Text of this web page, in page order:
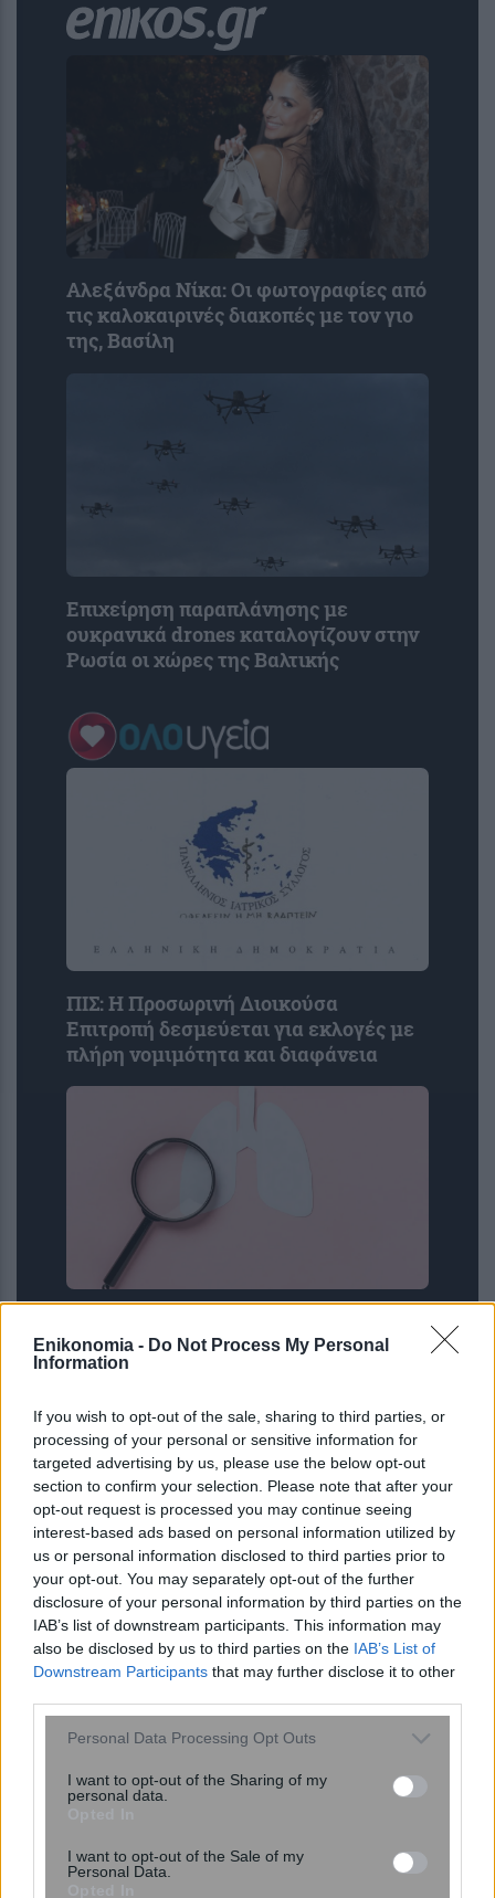
Enikonomia - Do Not Process My Personal
Information
If you wish to opt-out of the sale, sharing to third parties, or
processing of your personal or sensitive information for
targeted advertising by us, please use the below opt-out
section to confirm your selection. Please note that after your
opt-out request is processed you may continue seeing
interest-based ads based on personal information utilized by
us or personal information disclosed to third parties prior to
your opt-out. You may separately opt-out of the further
disclosure of your personal information by third parties on the
IAB’s list of downstream participants. This information may
also be disclosed by us to third parties on the IAB’s List of
Downstream Participants that may further disclose it to other
Please note that this website/app uses one or more Google
not limited to your visit or usage behaviour. You may click to
grant or deny consent to Google and its third-party tags to
consent section.
Personal Data Processing Opt Outs
I want to opt-out of the Sharing of my
personal data.
I want to opt-out of the Sale of my
Personal Data.
Αλεξάνδρα Νίκα: Οι φωτογραφίες από
τις καλοκαιρινές διακοπές με τον γιο
της, Βασίλη
Επιχείρηση παραπλάνησης με
ουκρανικά drones καταλογίζουν στην
Ρωσία οι χώρες της Βαλτικής
ΠΙΣ: Η Προσωρινή Διοικούσα
Επιτροπή δεσμεύεται για εκλογές με
πλήρη νομιμότητα και διαφάνεια
ιστορία της γυναίκας που νίκησε τα
προγνωστικά και έδωσε φωνή στους
Ψεύτικες ενημερώσεις Adobe και
λογισμικό απομακρυσμένης